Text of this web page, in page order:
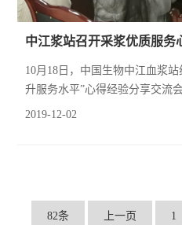
中江浆站召开采浆优质服务
10月18日，中国生物中江血浆
升服务水平”心得经验分享交流会
2019-12-02
82条 上一页 1